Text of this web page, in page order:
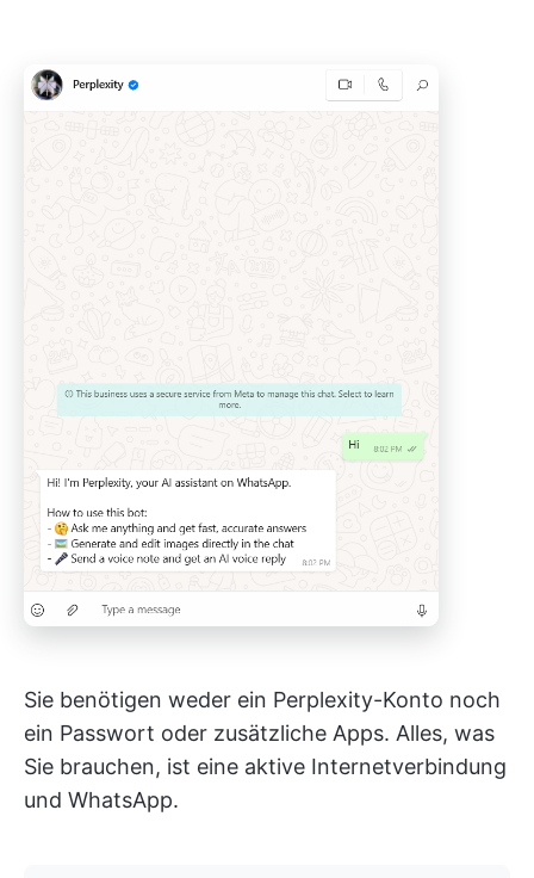
Sie benötigen weder ein Perplexity-Konto noch
ein Passwort oder zusätzliche Apps. Alles, was
Sie brauchen, ist eine aktive Internetverbindung
und WhatsApp.